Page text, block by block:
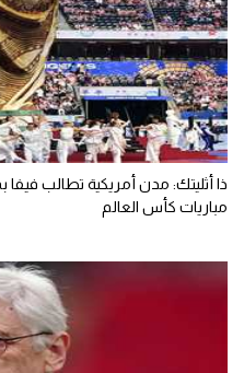
ذا أثليتك: مدن أمريكية تطالب فيفا
مباريات كأس العالم